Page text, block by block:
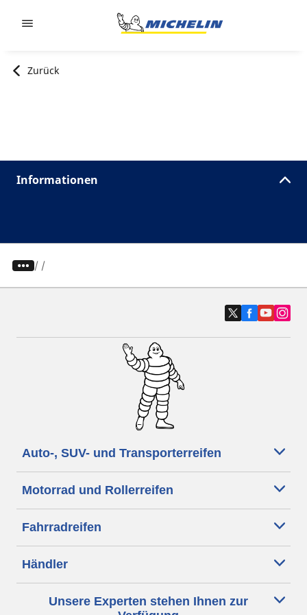
Zurück
Informationen
/
Auto-, SUV- und Transporterreifen
Motorrad und Rollerreifen
Fahrradreifen
Händler
Unsere Experten stehen Ihnen zur